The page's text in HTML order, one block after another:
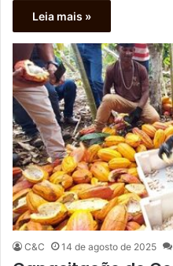
Leia mais »
C&C 14 de agosto de 2025